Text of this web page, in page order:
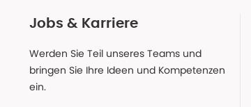
Jobs & Karriere
Werden Sie Teil unseres Teams und
bringen Sie Ihre Ideen und Kompetenzen
ein.